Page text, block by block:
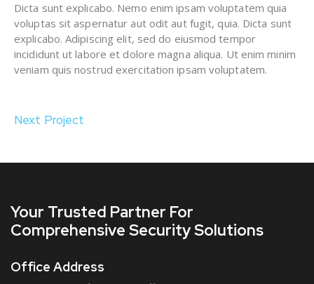
Dicta sunt explicabo. Nemo enim ipsam voluptatem quia
voluptas sit aspernatur aut odit aut fugit, quia. Dicta sunt
explicabo. Adipiscing elit, sed do eiusmod tempor
incididunt ut labore et dolore magna aliqua. Ut enim minim
veniam quis nostrud exercitation ipsam voluptatem.
Next Project
Your Trusted Partner For
Comprehensive Security Solutions
Office Address